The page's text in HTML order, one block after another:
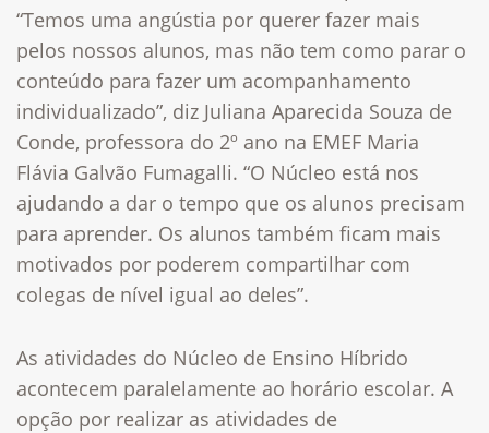
“Temos uma angústia por querer fazer mais
pelos nossos alunos, mas não tem como parar o
conteúdo para fazer um acompanhamento
individualizado”, diz Juliana Aparecida Souza de
Conde, professora do 2º ano na EMEF Maria
Flávia Galvão Fumagalli. “O Núcleo está nos
ajudando a dar o tempo que os alunos precisam
para aprender. Os alunos também ficam mais
motivados por poderem compartilhar com
colegas de nível igual ao deles”.
As atividades do Núcleo de Ensino Híbrido
acontecem paralelamente ao horário escolar. A
opção por realizar as atividades de